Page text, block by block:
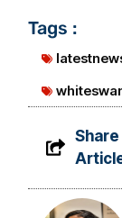
Tags :
Share